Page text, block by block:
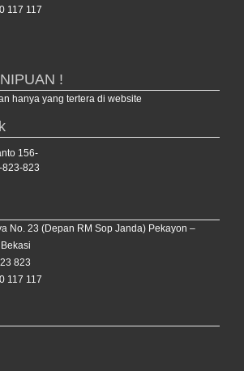
117 117
!
hanya yang tertera di website
156-
823-823
No. 23 (Depan RM Sop Janda) Pekayon –
823
117 117